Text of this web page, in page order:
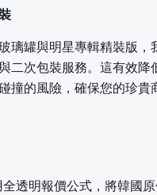
璃罐與明星專輯精裝版，
二次包裝服務。這有效降
撞的風險，確保您的珍貴
透明報價公式，將韓國